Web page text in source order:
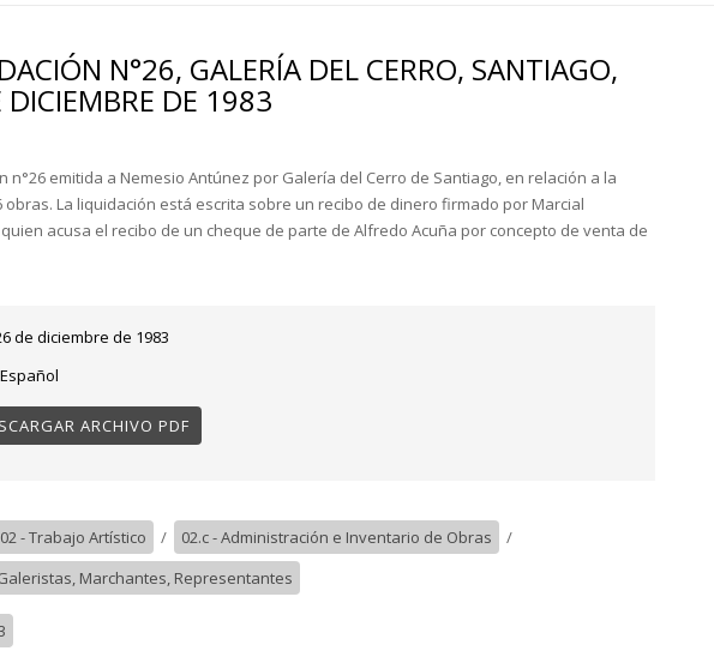
N°26, GALERÍA DEL CERRO, SANTIAGO,
DICIEMBRE DE 1983
n°26 emitida a Nemesio Antúnez por Galería del Cerro de Santiago, en relación a la
obras. La liquidación está escrita sobre un recibo de dinero firmado por Marcial
acusa el recibo de un cheque de parte de Alfredo Acuña por concepto de venta de
de diciembre de 1983
Español
ARCHIVO PDF
02 - Trabajo Artístico / 02.c - Administración e Inventario de Obras
/
Marchantes, Representantes